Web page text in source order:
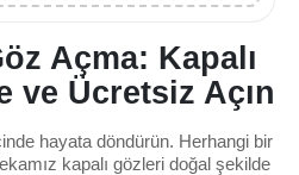
Açma: Kapalı
ve Ücretsiz Açın
hayata döndürün. Herhangi bir
kapalı gözleri doğal şekilde